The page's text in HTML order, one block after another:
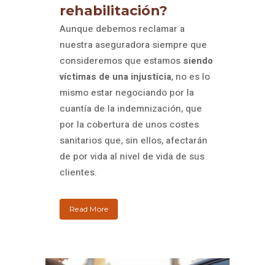
rehabilitación?
Aunque debemos reclamar a
nuestra aseguradora siempre que
consideremos que estamos siendo
víctimas de una injusticia, no es lo
mismo estar negociando por la
cuantía de la indemnización, que
por la cobertura de unos costes
sanitarios que, sin ellos, afectarán
de por vida al nivel de vida de sus
clientes.
Read More